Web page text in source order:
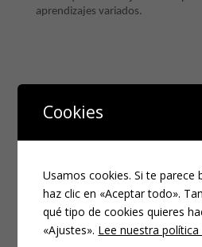
aprendizajes variados.
Anonymous
medio de alta demanda
encajamos en la
es un desastre y un
nosotros..mucho
Cookies
Usamos cookies. Si te parece
haz clic en «Aceptar todo».
qué tipo de cookies quieres
«Ajustes». Lee nuestra